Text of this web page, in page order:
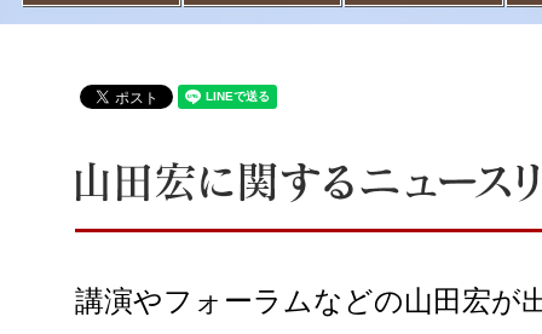
講演やフォーラムなどの山田宏が